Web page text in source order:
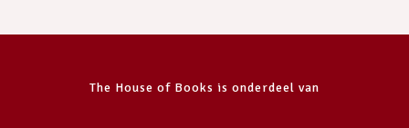
The House of Books is onderdeel van